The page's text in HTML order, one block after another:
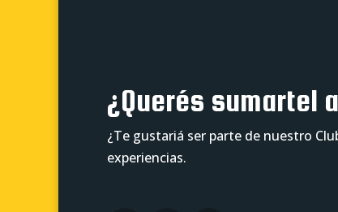
¿Querés sumartel
¿Te gustariá ser parte de nuestro
experiencias.